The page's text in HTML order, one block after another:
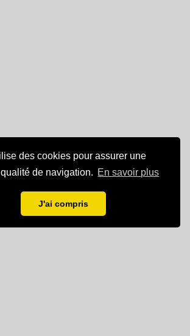
des cookies pour assurer une
de navigation. En savoir plus
J'ai compris